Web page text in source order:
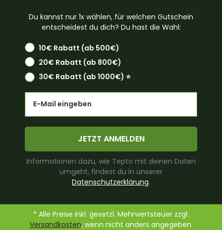
Du kannst nur 1x wählen, für welchen Gutschein
entscheidest du dich? Du hast die Wahl:
10€ Rabatt (ab 500€)
20€ Rabatt (ab 800€)
30€ Rabatt (ab 1000€) ⭐️
JETZT ANMELDEN
Informationen dazu, wie Tepto mit deinen Daten
umgeht, findest du in unserer
Datenschutzerklärung.
* Alle Preise inkl. gesetzl. Mehrwertsteuer zzgl.
Versandkosten, wenn nicht anders angegeben.